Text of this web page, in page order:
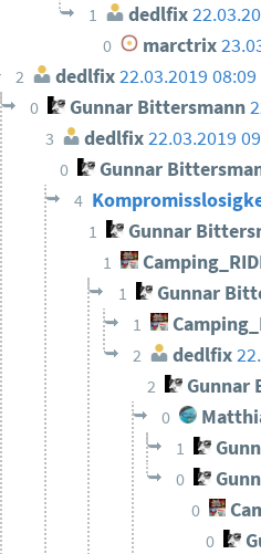
1 dedlfix
0 marctrix
2 dedlfix22.03.2019 08:09
0 Gunnar Bittersmann
3 dedlfix22.03.2019
0 Gunnar
4
1 Gunnar
1
1 Gunnar
1
2 dedlfix
2 Gunnar
0
1
0
0
0